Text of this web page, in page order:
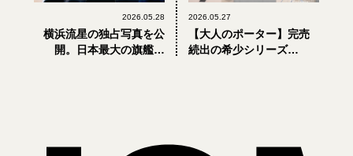
2026.05.28
横浜流星の独占写真を公
開。日本最大の旗艦店
2026.05.27
【大人のポーター】完売
続出の希少シリーズ